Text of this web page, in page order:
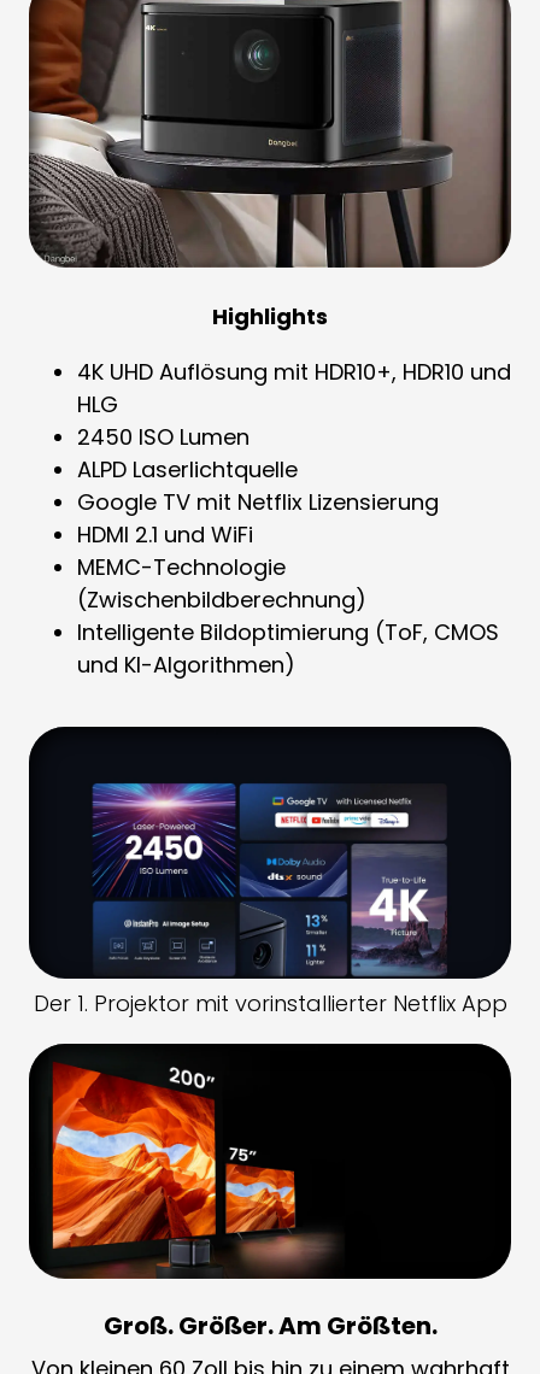
Highlights
4K UHD Auflösung mit HDR10+, HDR10 und
HLG
2450 ISO Lumen
ALPD Laserlichtquelle
Google TV mit Netflix Lizensierung
HDMI 2.1 und WiFi
MEMC-Technologie
(Zwischenbildberechnung)
Intelligente Bildoptimierung (ToF, CMOS
und KI-Algorithmen)
Der 1. Projektor mit vorinstallierter Netflix App
Groß. Größer. Am Größten.